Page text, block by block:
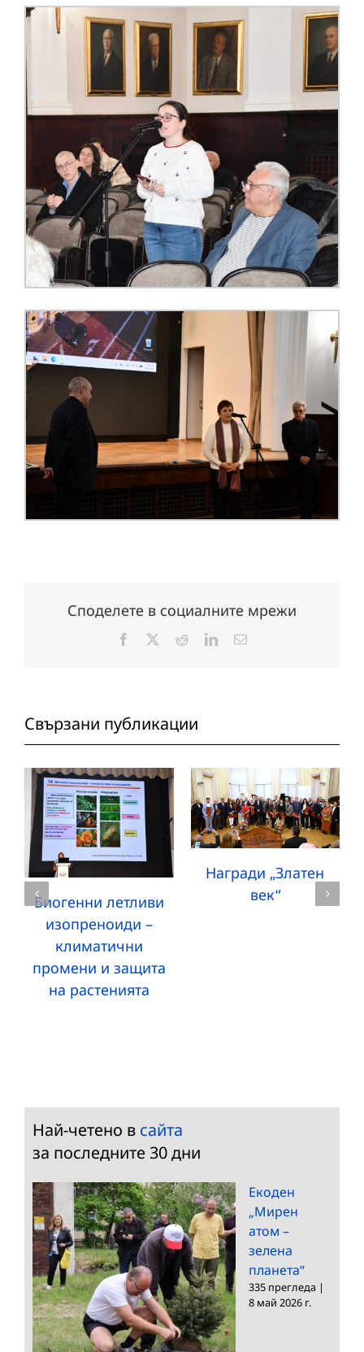
Споделете в социалните мрежи
Facebook RedditLinkedInЕлектронна
Свързани публикации
Биогенни летливи
изопреноиди –
климатични
промени и защита
на растенията
Награди „Златен
век“
Най-четено в сайта
за последните 30 дни
Екоден
„Мирен
атом –
зелена
планета“
335 прегледа |
8 май 2026 г.